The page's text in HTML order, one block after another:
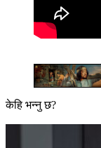
केहि भन्नु छ?